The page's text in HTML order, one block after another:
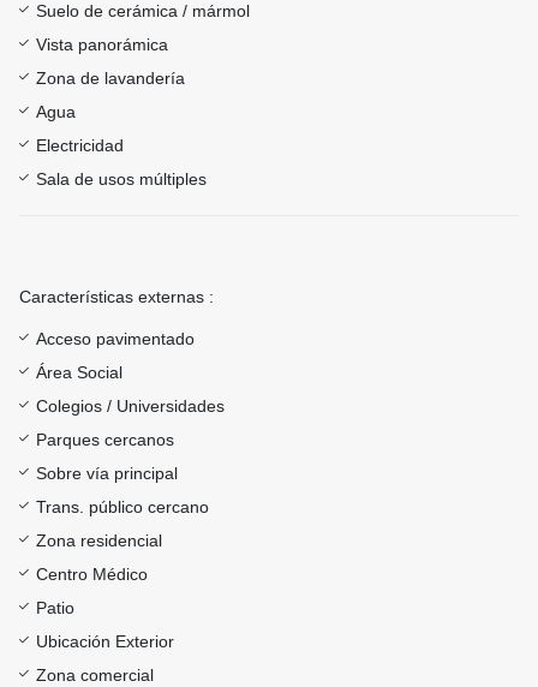
Suelo de cerámica / mármol
Vista panorámica
Zona de lavandería
Agua
Electricidad
Sala de usos múltiples
Características externas :
Acceso pavimentado
Área Social
Colegios / Universidades
Parques cercanos
Sobre vía principal
Trans. público cercano
Zona residencial
Centro Médico
Patio
Ubicación Exterior
Zona comercial